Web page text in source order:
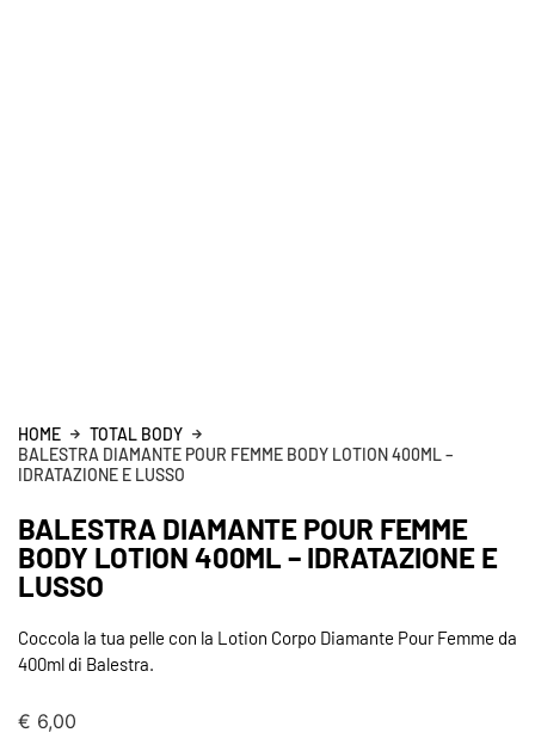
HOME
TOTAL BODY
BALESTRA DIAMANTE POUR FEMME BODY LOTION 400ML –
IDRATAZIONE E LUSSO
BALESTRA DIAMANTE POUR FEMME
BODY LOTION 400ML – IDRATAZIONE E
LUSSO
Coccola la tua pelle con la Lotion Corpo Diamante Pour Femme da
400ml di Balestra.
€ 6,00